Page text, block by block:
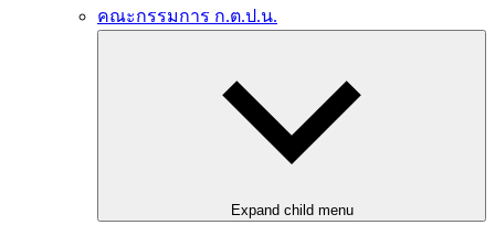
คณะกรรมการ ก.ต.ป.น.
Expand child menu